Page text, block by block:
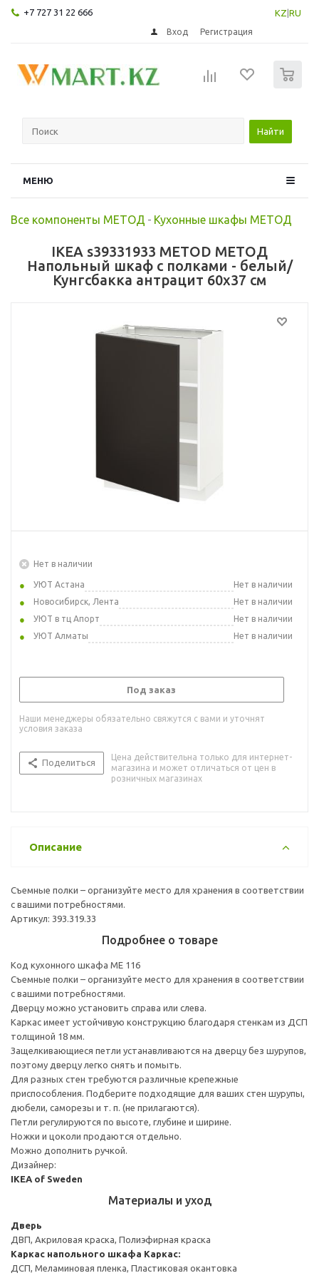
+7 727 31 22 666 KZ RU
Вход Регистрация
Найти
МЕНЮ
Все компоненты МЕТОД - Кухонные шкафы МЕТОД
IKEA s39331933 METOD МЕТОД
Напольный шкаф с полками - белый/
Кунгсбакка антрацит 60x37 см
Нет в наличии
УЮТ Астана
Нет в наличии
Новосибирск, Лента
Нет в наличии
УЮТ в тц Апорт
Нет в наличии
УЮТ Алматы
Нет в наличии
Под заказ
Наши менеджеры обязательно свяжутся с вами и уточнят
условия заказа
Поделиться
Цена действительна только для интернет-
магазина и может отличаться от цен в
розничных магазинах
Описание
Съемные полки – организуйте место для хранения в соответствии
с вашими потребностями.
Артикул: 393.319.33
Подробнее о товаре
Код кухонного шкафа ME 116
Съемные полки – организуйте место для хранения в соответствии
с вашими потребностями.
Дверцу можно установить справа или слева.
Каркас имеет устойчивую конструкцию благодаря стенкам из ДСП
толщиной 18 мм.
Защелкивающиеся петли устанавливаются на дверцу без шурупов,
поэтому дверцу легко снять и помыть.
Для разных стен требуются различные крепежные
приспособления. Подберите подходящие для ваших стен шурупы,
дюбели, саморезы и т. п. (не прилагаются).
Петли регулируются по высоте, глубине и ширине.
Ножки и цоколи продаются отдельно.
Можно дополнить ручкой.
Дизайнер:
IKEA of Sweden
Материалы и уход
Дверь
ДВП, Акриловая краска, Полиэфирная краска
Каркас напольного шкафа Каркас:
ДСП, Меламиновая пленка, Пластиковая окантовка